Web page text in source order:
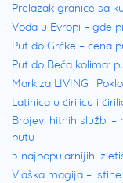
Prelazak granice sa
Voda u Evropi – gde
Put do Grčke – cena
Put do Beča kolima:
Markiza LIVING
Latinica u ćirilicu i
Brojevi hitnih službi –
putu
5 najpopularnijih
Vlaška magija –